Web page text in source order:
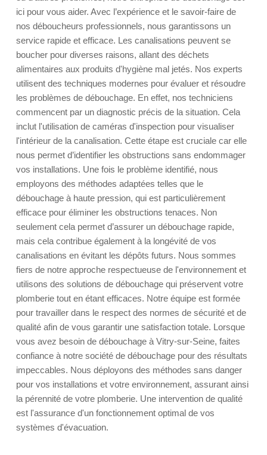
ici pour vous aider. Avec l’expérience et le savoir-faire de
nos déboucheurs professionnels, nous garantissons un
service rapide et efficace. Les canalisations peuvent se
boucher pour diverses raisons, allant des déchets
alimentaires aux produits d'hygiène mal jetés. Nos experts
utilisent des techniques modernes pour évaluer et résoudre
les problèmes de débouchage. En effet, nos techniciens
commencent par un diagnostic précis de la situation. Cela
inclut l'utilisation de caméras d'inspection pour visualiser
l'intérieur de la canalisation. Cette étape est cruciale car elle
nous permet d’identifier les obstructions sans endommager
vos installations. Une fois le problème identifié, nous
employons des méthodes adaptées telles que le
débouchage à haute pression, qui est particulièrement
efficace pour éliminer les obstructions tenaces. Non
seulement cela permet d’assurer un débouchage rapide,
mais cela contribue également à la longévité de vos
canalisations en évitant les dépôts futurs. Nous sommes
fiers de notre approche respectueuse de l'environnement et
utilisons des solutions de débouchage qui préservent votre
plomberie tout en étant efficaces. Notre équipe est formée
pour travailler dans le respect des normes de sécurité et de
qualité afin de vous garantir une satisfaction totale. Lorsque
vous avez besoin de débouchage à Vitry-sur-Seine, faites
confiance à notre société de débouchage pour des résultats
impeccables. Nous déployons des méthodes sans danger
pour vos installations et votre environnement, assurant ainsi
la pérennité de votre plomberie. Une intervention de qualité
est l'assurance d'un fonctionnement optimal de vos
systèmes d'évacuation.